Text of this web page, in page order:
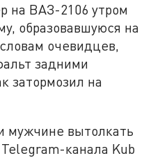
на ВАЗ-2106 утром
образовавшуюся на
очевидцев,
задними
затормозил на
мужчине вытолкать
канала Kub